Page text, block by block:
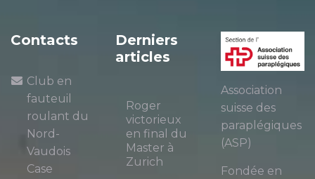
Contacts
Club en
fauteuil
roulant du
Nord-
Vaudois
Case
Derniers
articles
Roger
victorieux
en final du
Master à
Zurich
Association
suisse des
paraplégiques
(ASP)
Fondée en